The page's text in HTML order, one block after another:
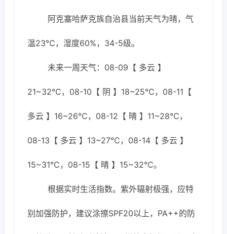
阿克塞哈萨克族自治县当前天气为晴，气
温23℃，湿度60%，34-5级。
未来一周天气：08-09【 多云 】
21~32℃，08-10【 阴 】18~25℃，08-11【
多云 】16~26℃，08-12【 晴 】11~28℃，
08-13【 多云 】13~27℃，08-14【 多云 】
15~31℃，08-15【 晴 】15~32℃。
根据实时生活指数。紫外辐射极强，应特
别加强防护，建议涂擦SPF20以上，PA++的防